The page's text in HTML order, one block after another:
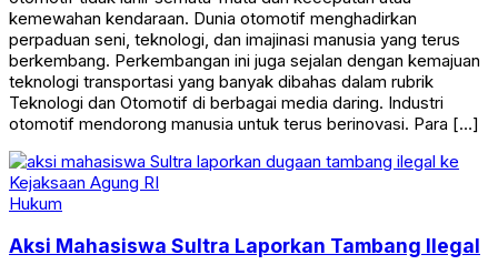
kemewahan kendaraan. Dunia otomotif menghadirkan
perpaduan seni, teknologi, dan imajinasi manusia yang terus
berkembang. Perkembangan ini juga sejalan dengan kemajuan
teknologi transportasi yang banyak dibahas dalam rubrik
Teknologi dan Otomotif di berbagai media daring. Industri
otomotif mendorong manusia untuk terus berinovasi. Para […]
Hukum
Aksi Mahasiswa Sultra Laporkan Tambang Ilegal